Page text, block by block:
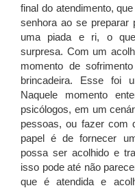
final do atendimento,
senhora ao se preparar
uma piada e ri, o
surpresa. Com um
momento de
brincadeira. Esse foi
Naquele momento
psicólogos, em um
pessoas, ou fazer com
papel é de fornecer
possa ser acolhido e
isso pode até não
que é atendida e